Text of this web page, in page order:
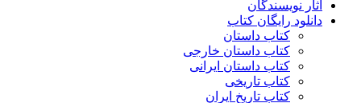
آثار نویسندگان
دانلود رایگان کتاب
کتاب داستان
کتاب داستان خارجی
کتاب داستان ایرانی
کتاب تاریخی
کتاب تاریخ ایران